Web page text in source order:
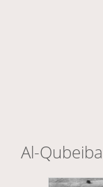
Al-Qubeiba